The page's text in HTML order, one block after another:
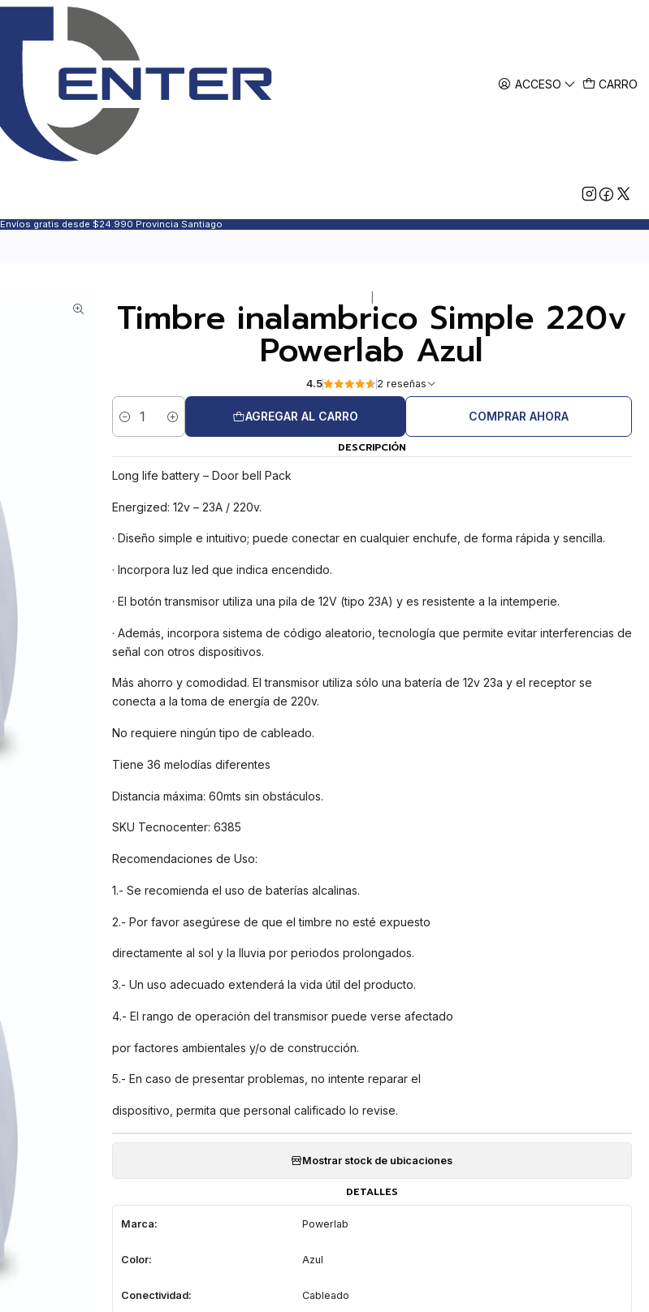
ACCESO CARRO
Envíos gratis desde $24.990 Provincia Santiago
Timbre inalambrico Simple 220v
Powerlab Azul
4.5 2 reseñas
Cantidad
AGREGAR AL CARRO COMPRAR AHORA
DESCRIPCIÓN
Long life battery – Door bell Pack
Energized: 12v – 23A / 220v.
· Diseño simple e intuitivo; puede conectar en cualquier enchufe, de forma rápida y sencilla.
· Incorpora luz led que indica encendido.
· El botón transmisor utiliza una pila de 12V (tipo 23A) y es resistente a la intemperie.
· Además, incorpora sistema de código aleatorio, tecnología que permite evitar interferencias de
señal con otros dispositivos.
Más ahorro y comodidad. El transmisor utiliza sólo una batería de 12v 23a y el receptor se
conecta a la toma de energía de 220v.
No requiere ningún tipo de cableado.
Tiene 36 melodías diferentes
Distancia máxima: 60mts sin obstáculos.
SKU Tecnocenter: 6385
Recomendaciones de Uso:
1.- Se recomienda el uso de baterías alcalinas.
2.- Por favor asegúrese de que el timbre no esté expuesto
directamente al sol y la lluvia por periodos prolongados.
3.- Un uso adecuado extenderá la vida útil del producto.
4.- El rango de operación del transmisor puede verse afectado
por factores ambientales y/o de construcción.
5.- En caso de presentar problemas, no intente reparar el
dispositivo, permita que personal calificado lo revise.
Mostrar stock de ubicaciones
DETALLES
Marca: Powerlab
Color: Azul
Conectividad: Cableado